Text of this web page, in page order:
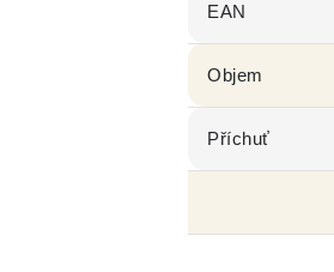
EAN
Objem
Příchuť